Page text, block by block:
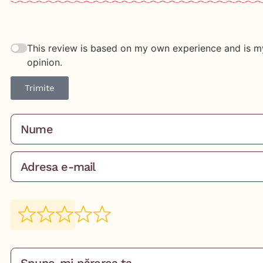
This review is based on my own experience and is
opinion.
Trimite